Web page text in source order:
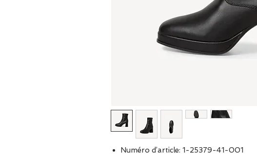
Numéro d’article: 1-25379-41-001